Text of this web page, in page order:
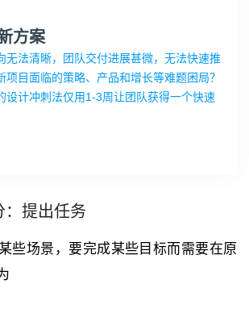
方案
无法清晰，团队交付进展甚微，无法快速推
项目面临的策略、产品和增长等难题困局？
设计冲刺法仅用1-3周让团队获得一个快速
：提出任务
些场景，要完成某些目标而需要在原